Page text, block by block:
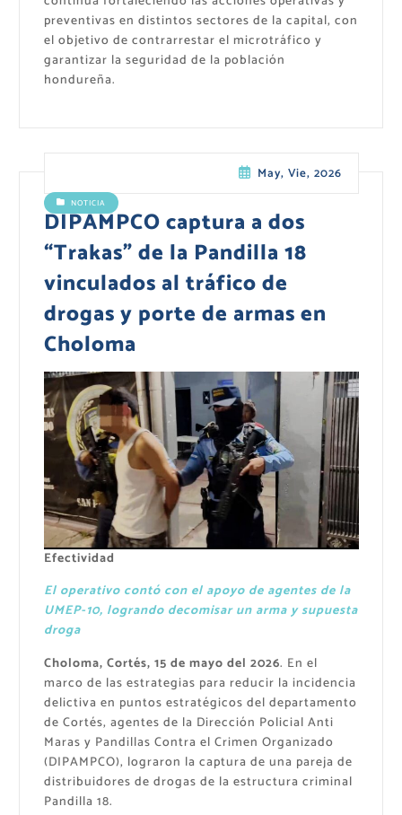
preventivas en distintos sectores de la capital, con
el objetivo de contrarrestar el microtráfico y
garantizar la seguridad de la población
hondureña.
May, Vie, 2026
NOTICIA
DIPAMPCO captura a dos
“Trakas” de la Pandilla 18
vinculados al tráfico de
drogas y porte de armas en
Choloma
Efectividad
El operativo contó con el apoyo de agentes de la
UMEP-10, logrando decomisar un arma y supuesta
droga
Choloma, Cortés, 15 de mayo del 2026. En el
marco de las estrategias para reducir la incidencia
delictiva en puntos estratégicos del departamento
de Cortés, agentes de la Dirección Policial Anti
Maras y Pandillas Contra el Crimen Organizado
(DIPAMPCO), lograron la captura de una pareja de
distribuidores de drogas de la estructura criminal
Pandilla 18.